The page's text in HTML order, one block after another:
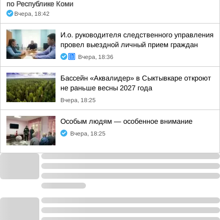
по Республике Коми
Вчера, 18:42
И.о. руководителя следственного управления
провел выездной личный прием граждан
Вчера, 18:36
Бассейн «Аквалидер» в Сыктывкаре откроют
не раньше весны 2027 года
Вчера, 18:25
Особым людям — особенное внимание
Вчера, 18:25